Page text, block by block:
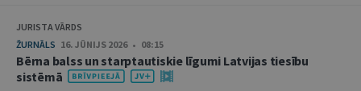
JURISTA VĀRDS
ŽURNĀLS 16. JŪNIJS 2026 • 08:15
Bērna balss un starptautiskie līgumi Latvijas tiesību
sistēmā